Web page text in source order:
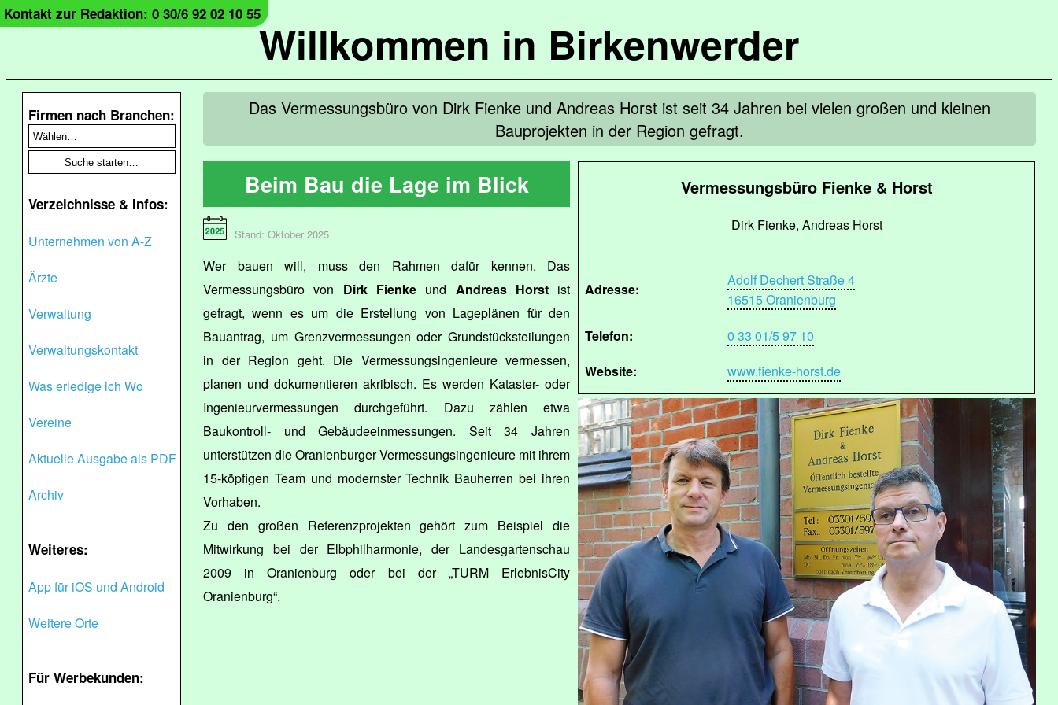
Willkommen in Birkenwerder
Kontakt zur Redaktion: 0 30/6 92 02 10 55
Firmen nach Branchen:
Verzeichnisse & Infos:
Unternehmen von A-Z
Ärzte
Verwaltung
Verwaltungskontakt
Was erledige ich Wo
Vereine
Aktuelle Ausgabe als PDF
Archiv
Weiteres:
App für iOS und Android
Weitere Orte
Für Werbekunden:
Das Vermessungsbüro von Dirk Fienke und Andreas Horst ist seit 34 Jahren bei vielen großen und kleinen
Bauprojekten in der Region gefragt.
Vermessungsbüro Fienke & Horst
Dirk Fienke, Andreas Horst
Adresse:
Adolf Dechert Straße 4
16515 Oranienburg
Telefon:
0 33 01/5 97 10
Website:
www.fienke-horst.de
Beim Bau die Lage im Blick
Stand: Oktober 2025
Wer bauen will, muss den Rahmen dafür kennen. Das
Vermessungsbüro von Dirk Fienkeund Andreas Horstist
gefragt, wenn es um die Erstellung von Lageplänen für den
Bauantrag, um Grenzvermessungen oder Grundstücksteilungen
in der Region geht. Die Vermessungsingenieure vermessen,
planen und dokumentieren akribisch. Es werden Kataster- oder
Ingenieurvermessungen durchgeführt. Dazu zählen etwa
Baukontroll- und Gebäudeeinmessungen. Seit 34 Jahren
unterstützen die Oranienburger Vermessungsingenieure mit ihrem
15-köpfigen Team und modernster Technik Bauherren bei ihren
Vorhaben.
Zu den großen Referenzprojekten gehört zum Beispiel die
Mitwirkung bei der Elbphilharmonie, der Landesgartenschau
2009 in Oranienburg oder bei der „TURM ErlebnisCity
Oranienburg“.